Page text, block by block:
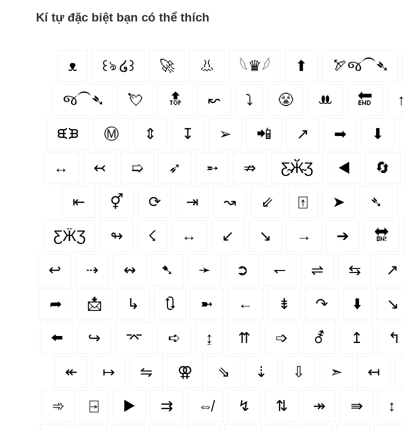
Kí tự đặc biệt bạn có thể thích
ᴥ ꒰ঌ ໒꒱ 🚀 👃 𓆩♛𓆪 ⬆ 🏹જ⁀➴
જ⁀➴ 💘 🔝 ↜ ⤵ 😤 ꔚ 🔚 ↑
ᙙᙖ Ⓜ ⇕ ↧ ➢ 📲 ↗️ ➡ ⬇
↔ ↢ ➯ ➶ ➵ ⇏ Ƹ̴Ӂ̴Ʒ ◀️ 🔄
⇤ ⚥ ⟳ ⇥ ↝ ⇙ ⍐ ➤ ➴
ƸӜƷ ↬ ☇ ↔️ ↙ ↘️ → ➔ 🔛
↩ ⇢ ↭ ➷ ➛ ➲ ↽ ⇌ ⇆ ↗
➦ 📩 ↳ 🔃 ➼ ← ⇟ ↷ ⬇️ ↘
⬅️ ↪️ ⌤ ➪ ↨ ⇈ ➩ ⚦ ↥ ↰
↞ ↦ ⇋ ⚢ ⇘ ⇣ ⇩ ➣ ↤
➾ ⍈ ▶️ ⇉ ⇎ ↯ ⇅ ↠ ⇛ ↕️